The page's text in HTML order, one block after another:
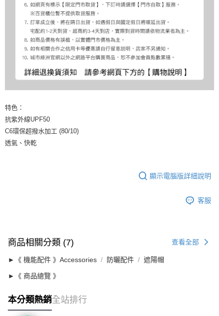
特色：
抗紫外線UPF50
C6環保超撥水加工 (80/10)
透氣、快乾
顯示電腦版詳細說明
客服
商品相關分類 (7) 查看全部
►《 機能配件 》Accessories 防曬配件 遮陽帽
►《 商品總覽 》
本分類熱銷全站排行